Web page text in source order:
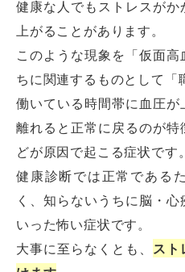
健康な人でもストレスが
上がることがあります。
このような現象を「仮面
ちに関連するものとして「
働いている時間帯に血圧
離れると正常に戻るのが
どが原因で起こる症状です。
健康診断では正常である
く、知らないうちに脳・
いった怖い症状です。
大事に至らなくとも、 スト